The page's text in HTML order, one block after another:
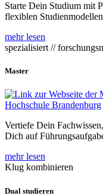
Starte Dein Studium mit
flexiblen
mehr lesen
spezialisiert //
Master
Vertiefe Dein
Dich auf
mehr lesen
Klug kombinieren
Dual studieren